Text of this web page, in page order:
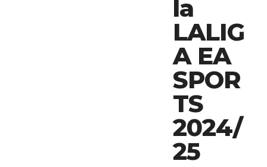
la
LALIG
A EA
SPOR
TS
2024/
25